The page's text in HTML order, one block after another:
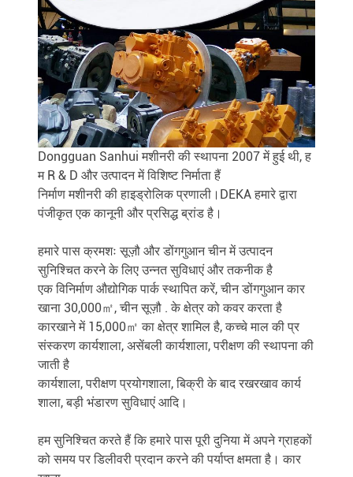
Dongguan Sanhui मशीनरी की स्थापना 2007 में हुई थी, ह
म R & D और उत्पादन में विशिष्ट निर्माता हैं
निर्माण मशीनरी की हाइड्रोलिक प्रणाली।DEKA हमारे द्वारा
पंजीकृत एक कानूनी और प्रसिद्ध ब्रांड है।
हमारे पास क्रमशः सूज़ौ और डोंगगुआन चीन में उत्पादन
सुनिश्चित करने के लिए उन्नत सुविधाएं और तकनीक है
एक विनिर्माण औद्योगिक पार्क स्थापित करें, चीन डोंगगुआन कार
खाना 30,000㎡, चीन सूज़ौ . के क्षेत्र को कवर करता है
कारखाने में 15,000㎡ का क्षेत्र शामिल है, कच्चे माल की प्र
संस्करण कार्यशाला, असेंबली कार्यशाला, परीक्षण की स्थापना की
जाती है
कार्यशाला, परीक्षण प्रयोगशाला, बिक्री के बाद रखरखाव कार्य
शाला, बड़ी भंडारण सुविधाएं आदि।
हम सुनिश्चित करते हैं कि हमारे पास पूरी दुनिया में अपने ग्राहकों
को समय पर डिलीवरी प्रदान करने की पर्याप्त क्षमता है। कार